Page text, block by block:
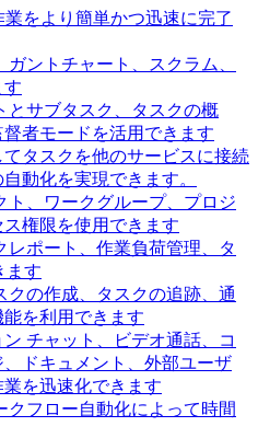
業をより簡単かつ迅速に完了
ントチャート、スクラム、
す
とサブタスク、タスクの概
者モードを活用できます
タスクを他のサービスに接続
動化を実現できます。
ト、ワークグループ、プロジ
権限を使用できます
レポート、作業負荷管理、タ
ます
クの作成、タスクの追跡、通
を利用できます
ン チャット、ビデオ通話、コ
ドキュメント、外部ユーザ
を迅速化できます
クフロー自動化によって時間